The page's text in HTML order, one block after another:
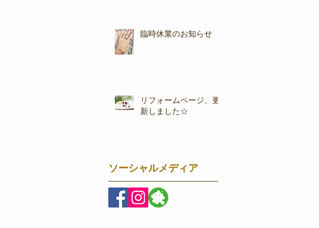
臨時休業のお知らせ
リフォームページ、更
新しました☆
ソーシャルメディア